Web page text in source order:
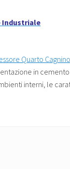
Industriale
Quarto
in
interni, le